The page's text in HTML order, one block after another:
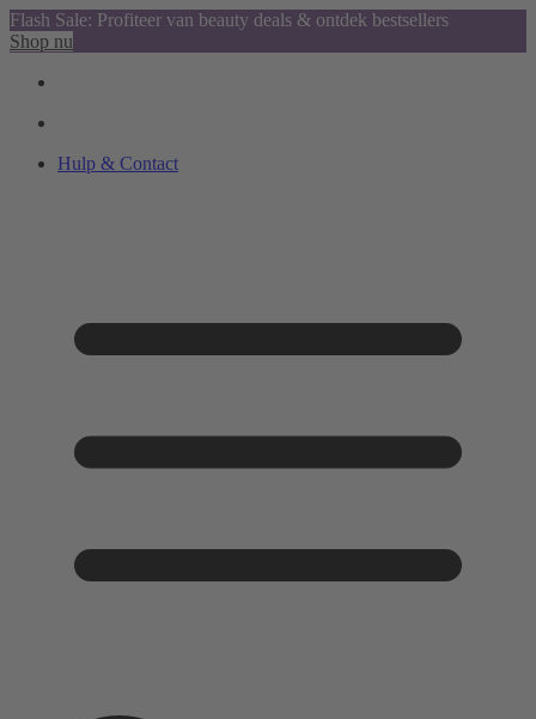
Flash Sale: Profiteer van beauty deals & ontdek bestsellers
Shop nu
Hulp & Contact